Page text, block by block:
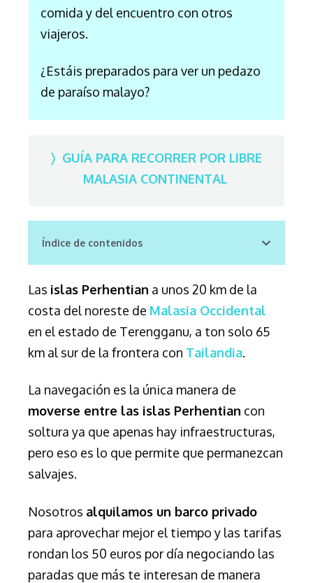
comida y del encuentro con otros
viajeros.
¿Estáis preparados para ver un pedazo
de paraíso malayo?
〉 GUÍA PARA RECORRER POR LIBRE
MALASIA CONTINENTAL
Índice de contenidos
Las islas Perhentian a unos 20 km de la
costa del noreste de Malasia Occidental
en el estado de Terengganu, a ton solo 65
km al sur de la frontera con Tailandia.
La navegación es la única manera de
moverse entre las islas Perhentian con
soltura ya que apenas hay infraestructuras,
pero eso es lo que permite que permanezcan
salvajes.
Nosotros alquilamos un barco privado
para aprovechar mejor el tiempo y las tarifas
rondan los 50 euros por día negociando las
paradas que más te interesan de manera